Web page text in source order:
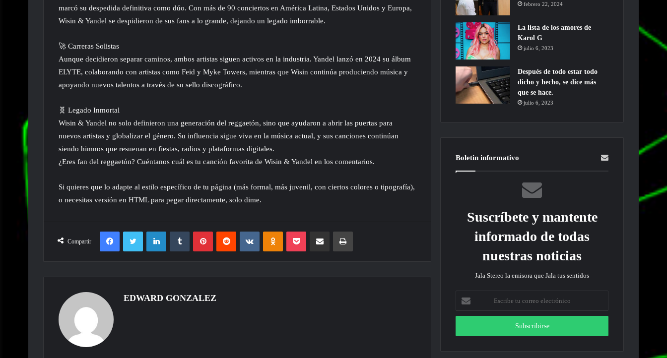
marcó su despedida definitiva como dúo. Con más de 90 conciertos en América Latina, Estados Unidos y Europa,
Wisin & Yandel se despidieron de sus fans a lo grande, dejando un legado imborrable.
🚀 Carreras Solistas
Aunque decidieron separar caminos, ambos artistas siguen activos en la industria. Yandel lanzó en 2024 su álbum
ELYTE, colaborando con artistas como Feid y Myke Towers, mientras que Wisin continúa produciendo música y
apoyando nuevos talentos a través de su sello discográfico.
🧬 Legado Inmortal
Wisin & Yandel no solo definieron una generación del reggaetón, sino que ayudaron a abrir las puertas para
nuevos artistas y globalizar el género. Su influencia sigue viva en la música actual, y sus canciones continúan
siendo himnos que resuenan en fiestas, radios y plataformas digitales.
¿Eres fan del reggaetón? Cuéntanos cuál es tu canción favorita de Wisin & Yandel en los comentarios.
Si quieres que lo adapte al estilo específico de tu página (más formal, más juvenil, con ciertos colores o tipografía),
o necesitas versión en HTML para pegar directamente, solo dime.
Compartir
FacebookTwitter LinkedInTumblr PinterestReddit VKontakteOdnoklassniki
Pocket Compartir por correo electrónicoImprimir
EDWARD GONZALEZ
febrero 22, 2024
La lista de los amores de
Karol G
julio 6, 2023
Después de todo estar todo
dicho y hecho, se dice más
que se hace.
julio 6, 2023
Boletin informativo
Suscríbete y mantente
informado de todas
nuestras noticias
Jala Stereo la emisora que Jala tus sentidos
correo